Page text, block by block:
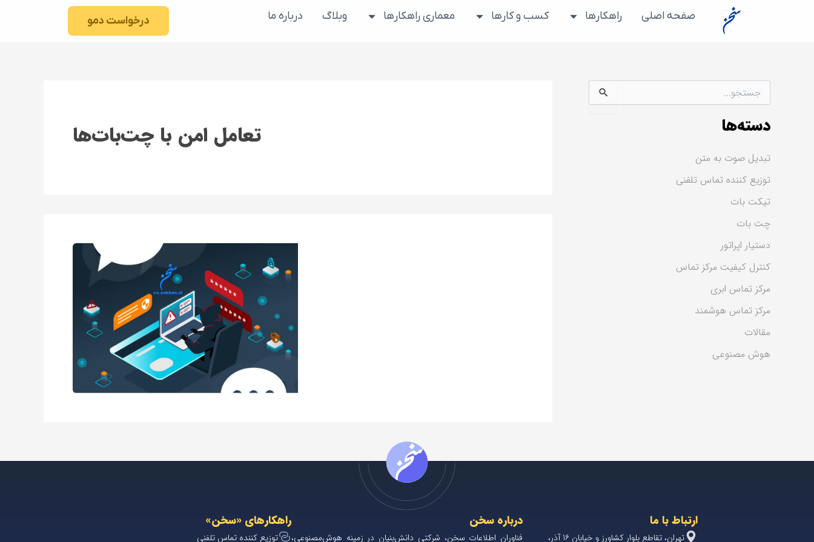
صفحه اصلی راهکارها کسب و کارها معماری راهکارها وبلاگ درباره ما درخواست دمو
س
ج
ب
ر
ا
ی
:
دسته‌ها
تبدیل صوت به متن
توزیع کننده تماس تلفنی
تیکت بات
چت بات
دستیار اپراتور
کنترل کیفیت مرکز تماس
مرکز تماس ابری
مرکز تماس هوشمند
مقالات
هوش مصنوعی
تعامل امن با چت‌بات‌ها
ارتباط با ما
تهران، تقاطع بلوار کشاورز و خیابان 1۶ آذر،
درباره سخن
فناوران اطلاعات سخن، شرکتی دانش‌بنیان در زمینه هوش‌مصنوعی،
راهکارهای «سخن»
توزیع کننده تماس تلفنی